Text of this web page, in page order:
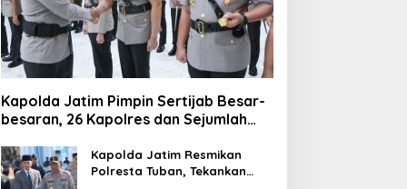
Kapolda Jatim Pimpin Sertijab Besar-
besaran, 26 Kapolres dan Sejumlah
Kapolda Jatim Resmikan
Polresta Tuban, Tekankan